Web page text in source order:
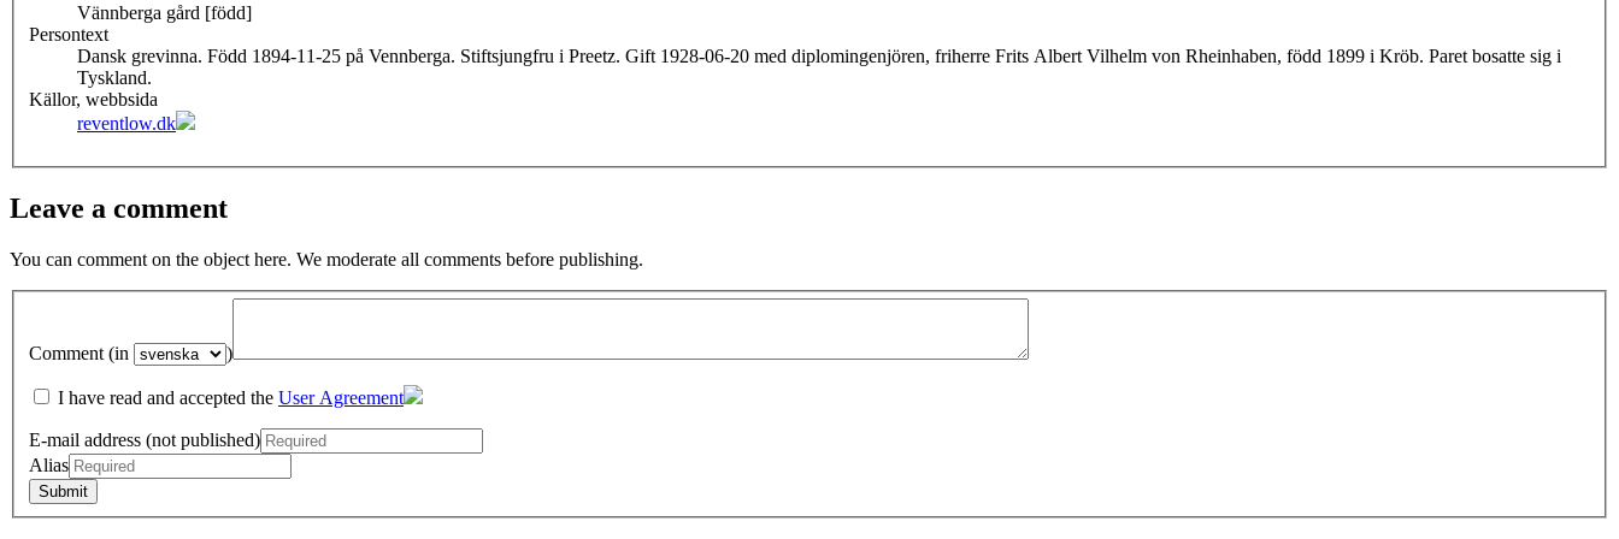
Vännberga gård [född]
Persontext
Dansk grevinna. Född 1894-11-25 på Vennberga. Stiftsjungfru i Preetz. Gift 1928-06-20 med diplomingenjören, friherre Frits Albert Vilhelm von Rheinhaben, född 1899 i Kröb. Paret bosatte sig i
Tyskland.
Källor, webbsida
reventlow.dk
Leave a comment
You can comment on the object here. We moderate all comments before publishing.
Comment (in )
I have read and accepted the User Agreement
E-mail address (not published)
Alias